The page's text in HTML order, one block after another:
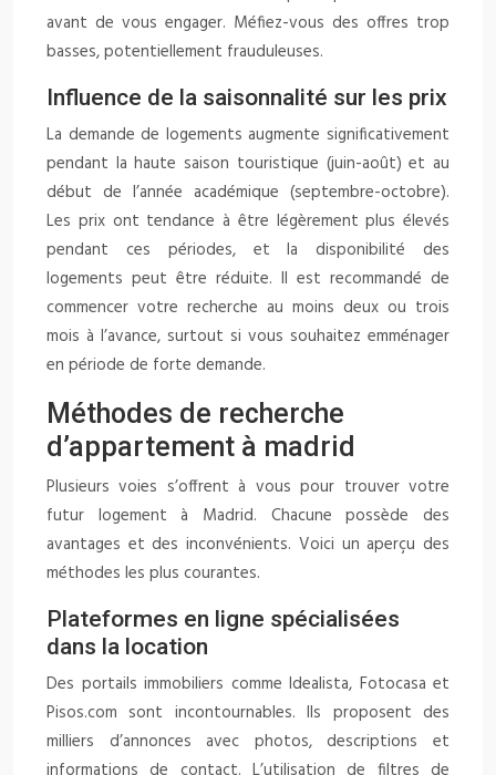
avant de vous engager. Méfiez-vous des offres trop
basses, potentiellement frauduleuses.
Influence de la saisonnalité sur les prix
La demande de logements augmente significativement
pendant la haute saison touristique (juin-août) et au
début de l’année académique (septembre-octobre).
Les prix ont tendance à être légèrement plus élevés
pendant ces périodes, et la disponibilité des
logements peut être réduite. Il est recommandé de
commencer votre recherche au moins deux ou trois
mois à l’avance, surtout si vous souhaitez emménager
en période de forte demande.
Méthodes de recherche
d’appartement à madrid
Plusieurs voies s’offrent à vous pour trouver votre
futur logement à Madrid. Chacune possède des
avantages et des inconvénients. Voici un aperçu des
méthodes les plus courantes.
Plateformes en ligne spécialisées
dans la location
Des portails immobiliers comme Idealista, Fotocasa et
Pisos.com sont incontournables. Ils proposent des
milliers d’annonces avec photos, descriptions et